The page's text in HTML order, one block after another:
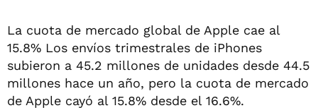
La cuota de mercado global de Apple cae al
15.8% Los envíos trimestrales de iPhones
subieron a 45.2 millones de unidades desde 44.5
millones hace un año, pero la cuota de mercado
de Apple cayó al 15.8% desde el 16.6%.